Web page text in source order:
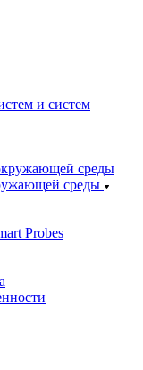
и систем
среды
Probes